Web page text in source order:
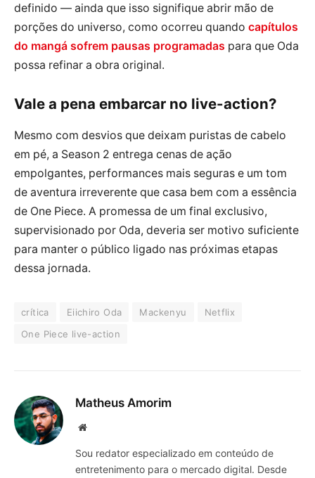
definido — ainda que isso signifique abrir mão de
porções do universo, como ocorreu quando capítulos
do mangá sofrem pausas programadas para que Oda
possa refinar a obra original.
Vale a pena embarcar no live-action?
Mesmo com desvios que deixam puristas de cabelo
em pé, a Season 2 entrega cenas de ação
empolgantes, performances mais seguras e um tom
de aventura irreverente que casa bem com a essência
de One Piece. A promessa de um final exclusivo,
supervisionado por Oda, deveria ser motivo suficiente
para manter o público ligado nas próximas etapas
dessa jornada.
crítica Eiichiro Oda Mackenyu
Netflix
One Piece live-action
Matheus Amorim
Website
Sou redator especializado em conteúdo de
entretenimento para o mercado digital. Desde